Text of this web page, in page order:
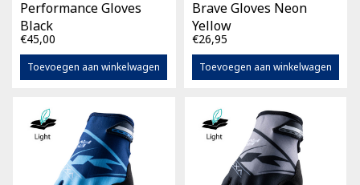
Performance Gloves
Black
€45,00
Toevoegen aan winkelwagen
Brave Gloves Neon
Yellow
€26,95
Toevoegen aan winkelwagen